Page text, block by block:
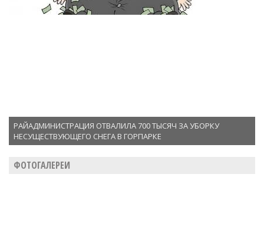
РАЙАДМИНИСТРАЦИЯ ОТВАЛИЛА 700 ТЫСЯЧ ЗА УБОРКУ
НЕСУЩЕСТВУЮЩЕГО СНЕГА В ГОРПАРКЕ
ФОТОГАЛЕРЕИ